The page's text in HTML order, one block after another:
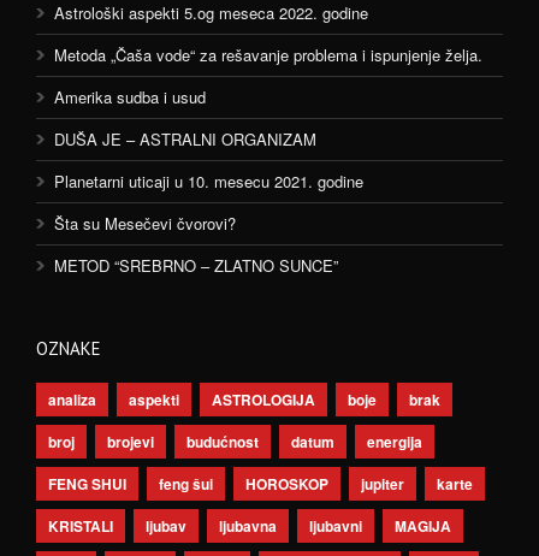
Astrološki aspekti 5.og meseca 2022. godine
Metoda „Čaša vode“ za rešavanje problema i ispunjenje želja.
Amerika sudba i usud
DUŠA JE – ASTRALNI ORGANIZAM
Planetarni uticaji u 10. mesecu 2021. godine
Šta su Mesečevi čvorovi?
METOD “SREBRNO – ZLATNO SUNCE”
OZNAKE
analiza aspekti ASTROLOGIJA boje
brak
broj
brojevi budućnost datum
energija
FENG SHUI
feng šui HOROSKOP jupiter
karte
KRISTALI
ljubav ljubavna ljubavni
MAGIJA